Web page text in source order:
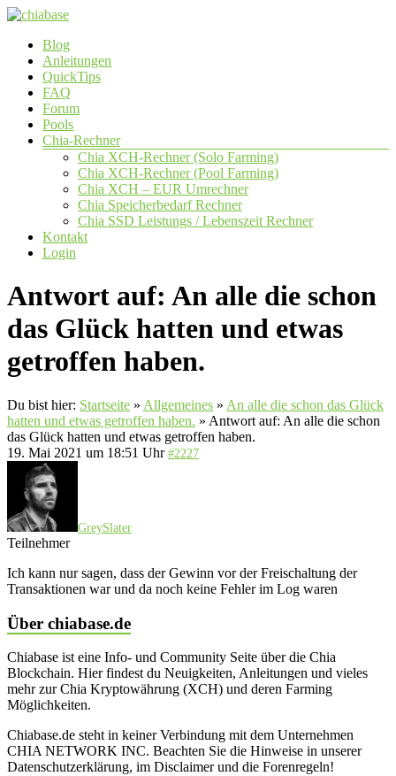
Zum
springen
chiabase
CHIA
Info-
Community
Seite
Menü
Blog
Anleitungen
QuickTips
FAQ
Forum
Pools
Chia-Rechner
Chia XCH-Rechner (Solo Farming)
Chia XCH-Rechner (Pool Farming)
Chia XCH – EUR Umrechner
Chia Speicherbedarf Rechner
Chia SSD Leistungs / Lebenszeit Rechner
Kontakt
Login
Antwort auf: An alle die schon
das Glück hatten und etwas
getroffen haben.
Du bist hier: Startseite » Allgemeines » An alle die schon das Glück
hatten und etwas getroffen haben. » Antwort auf: An alle die schon
das Glück hatten und etwas getroffen haben.
19. Mai 2021 um 18:51 Uhr #2227
GreySlater
Teilnehmer
Ich kann nur sagen, dass der Gewinn vor der Freischaltung der
Transaktionen war und da noch keine Fehler im Log waren
Über chiabase.de
Chiabase ist eine Info- und Community Seite über die Chia
Blockchain. Hier findest du Neuigkeiten, Anleitungen und vieles
mehr zur Chia Kryptowährung (XCH) und deren Farming
Möglichkeiten.
Chiabase.de steht in keiner Verbindung mit dem Unternehmen
CHIA NETWORK INC. Beachten Sie die Hinweise in unserer
Datenschutzerklärung, im Disclaimer und die Forenregeln!